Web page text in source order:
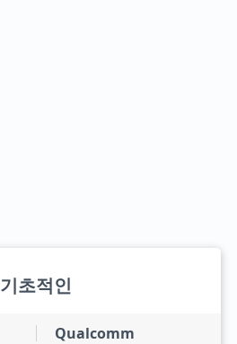
기초적인
Qualcomm